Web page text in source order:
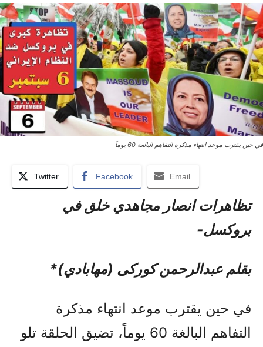
في حين يقترب موعد انتهاء مذكرة التفاهم البالغة 60 يوماً
Twitter Facebook Email
تظاهرات انصار مجاهدي خلق في
بروکسل-
بقلم عبدالرحمن کورکی (مهابادي)*
في حين يقترب موعد انتهاء مذكرة
التفاهم البالغة 60 يوماً، تضيق الحلقة تلو